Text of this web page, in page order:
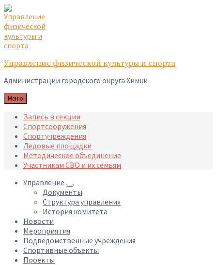
Skip
to
content
Skip
to
main
navigation
Skip
to
footer
Управление физической культуры и спорта
Администрации городского округа Химки
Меню
Запись в секции
Спортсооружения
Спортучреждения
Ледовые площадки
Методическое объединение
Участникам СВО и их семьям
Управление
Документы
Структура управления
История комитета
Новости
Мероприятия
Подведомственные учреждения
Спортивные объекты
Проекты